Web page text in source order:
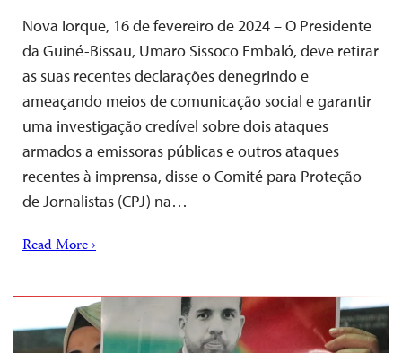
Nova Iorque, 16 de fevereiro de 2024 – O Presidente
da Guiné-Bissau, Umaro Sissoco Embaló, deve retirar
as suas recentes declarações denegrindo e
ameaçando meios de comunicação social e garantir
uma investigação credível sobre dois ataques
armados a emissoras públicas e outros ataques
recentes à imprensa, disse o Comité para Proteção
de Jornalistas (CPJ) na…
Read More ›